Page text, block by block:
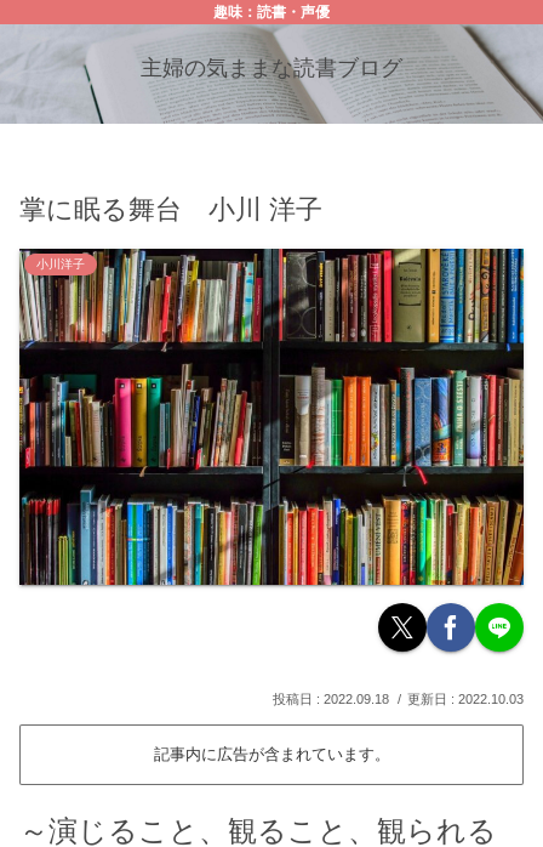
趣味：読書・声優
主婦の気ままな読書ブログ
掌に眠る舞台 小川 洋子
小川洋子
2022.09.18 2022.10.03
記事内に広告が含まれています。
～演じること、観ること、観られる